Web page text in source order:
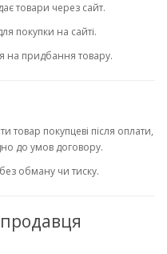
товари через сайт.
покупки на сайті.
на придбання товару.
товар покупцеві після оплати,
до умов договору.
обману чи тиску.